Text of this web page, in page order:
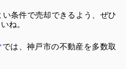
条件で売却できるよう、ぜひ
ね。
では、神戸市の不動産を多数取